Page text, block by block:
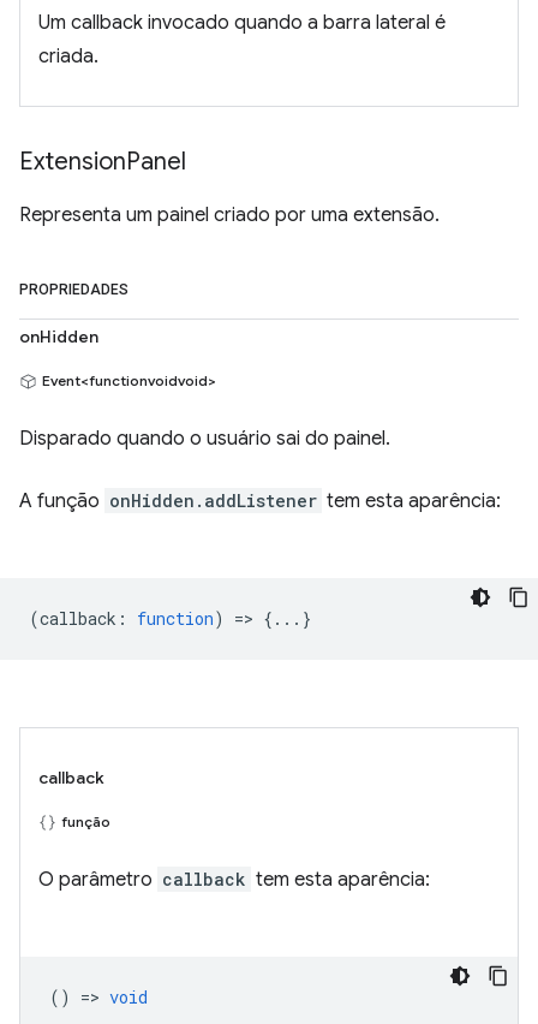
Um callback invocado quando a barra lateral é
criada.
ExtensionPanel
Representa um painel criado por uma extensão.
PROPRIEDADES
onHidden
Event<functionvoidvoid>
Disparado quando o usuário sai do painel.
A função onHidden.addListener tem esta aparência:
(callback : function) => {...}
callback
função
O parâmetro callback tem esta aparência:
() => void